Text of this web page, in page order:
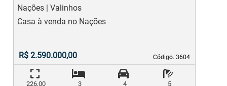
Nações | Valinhos
Código. 3604
Código. 3604
Casa à venda no Nações
R$ 2.590.000,00
226,00
3
4
5